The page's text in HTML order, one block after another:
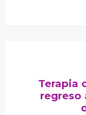
Terapia
regreso